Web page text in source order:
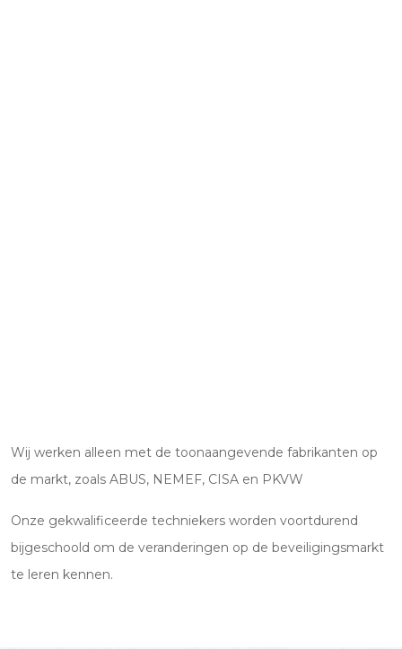
Wij werken alleen met de toonaangevende fabrikanten op
de markt, zoals ABUS, NEMEF, CISA en PKVW
Onze gekwalificeerde techniekers worden voortdurend
bijgeschoold om de veranderingen op de beveiligingsmarkt
te leren kennen.